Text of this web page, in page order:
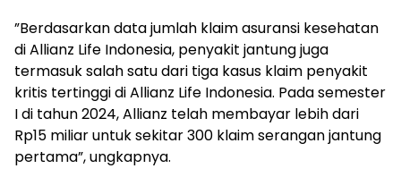
”Berdasarkan data jumlah klaim asuransi kesehatan
di Allianz Life Indonesia, penyakit jantung juga
termasuk salah satu dari tiga kasus klaim penyakit
kritis tertinggi di Allianz Life Indonesia. Pada semester
I di tahun 2024, Allianz telah membayar lebih dari
Rp15 miliar untuk sekitar 300 klaim serangan jantung
pertama”, ungkapnya.